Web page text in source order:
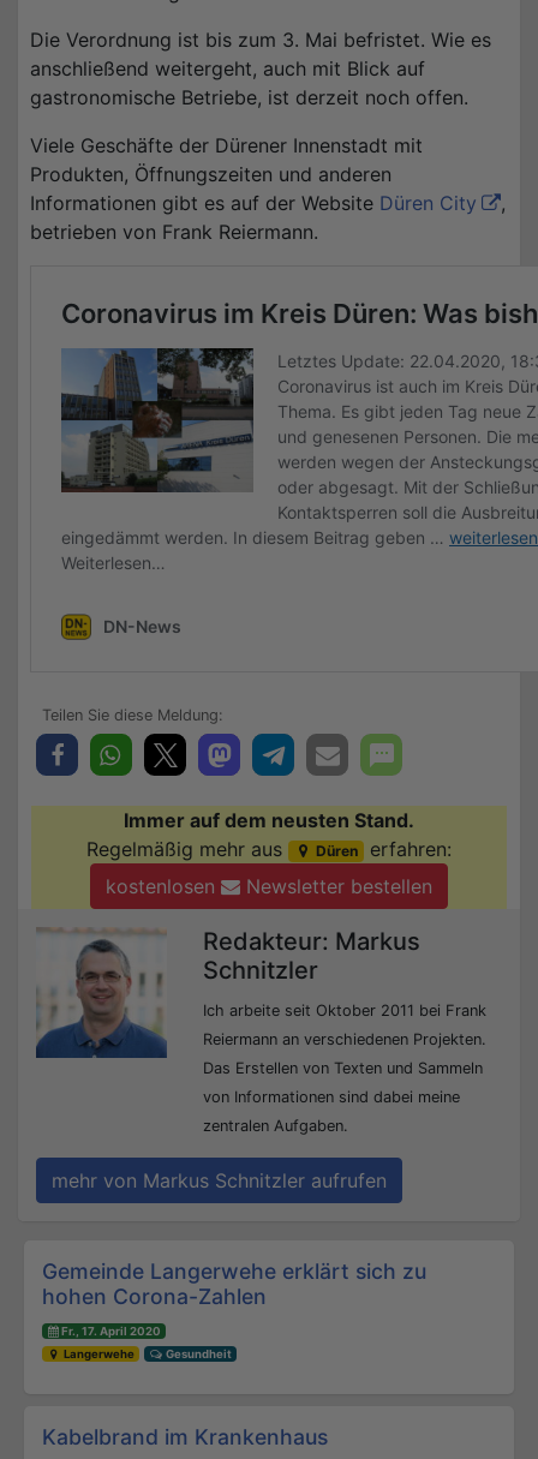
Die Verordnung ist bis zum 3. Mai befristet. Wie es
anschließend weitergeht, auch mit Blick auf
gastronomische Betriebe, ist derzeit noch offen.
Viele Geschäfte der Dürener Innenstadt mit
Produkten, Öffnungszeiten und anderen
Informationen gibt es auf der Website Düren City
,
betrieben von Frank Reiermann.
Immer auf dem neusten Stand.
Regelmäßig mehr aus
Düren
erfahren:
kostenlosen
Newsletter bestellen
Redakteur: Markus
Schnitzler
Ich arbeite seit Oktober 2011 bei Frank
Reiermann an verschiedenen Projekten.
Das Erstellen von Texten und Sammeln
von Informationen sind dabei meine
zentralen Aufgaben.
mehr von Markus Schnitzler aufrufen
Beitrags-Navigation
Gemeinde Langerwehe erklärt sich zu
hohen Corona-Zahlen
Fr., 17. April 2020
Langerwehe
Gesundheit
Kabelbrand im Krankenhaus